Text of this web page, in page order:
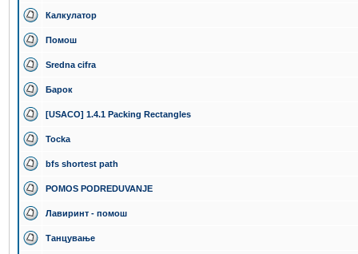
Калкулатор
Помош
Sredna cifra
Барок
[USACO] 1.4.1 Packing Rectangles
Tocka
bfs shortest path
POMOS PODREDUVANJE
Лавиринт - помош
Танцување